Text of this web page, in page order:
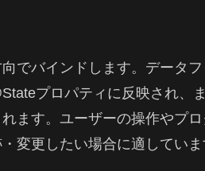
でバインドします。データ
プロパティに反映され、
ます。ユーザーの操作やプ
変更したい場合に適していま